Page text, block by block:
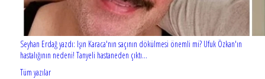
Seyhan Erdağ yazdı: Işın Karaca'nın saçının dökülmesi önemli mi? Ufuk Özkan'ın
hastalığının nedeni! Tanyeli hastaneden çıktı...
Tüm yazılar